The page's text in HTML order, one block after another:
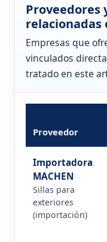
Proveedores
relacionadas
Empresas que
vinculados
tratado en este
Proveedor
Importadora
MACHEN
Sillas para
exteriores
(importación)